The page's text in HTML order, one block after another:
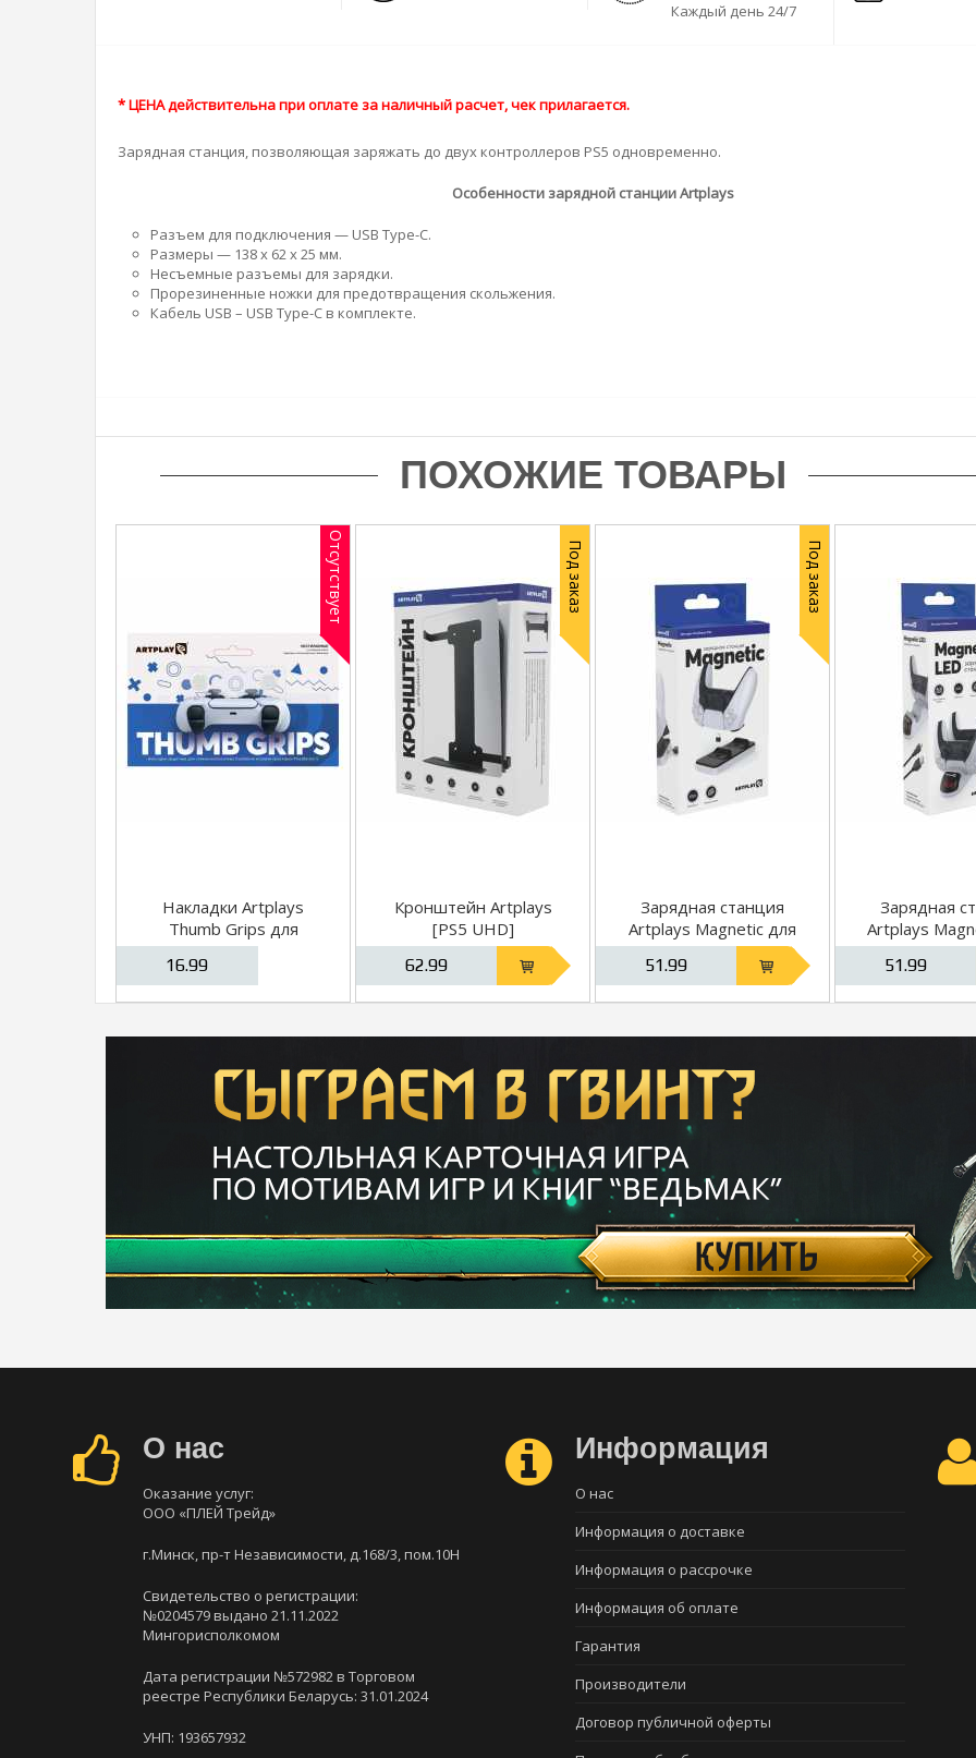
Каждый день 24/7
* ЦЕНА действительна при оплате за наличный расчет, чек прилагается.
Зарядная станция, позволяющая заряжать до двух контроллеров PS5 одновременно.
Особенности зарядной станции Artplays
Разъем для подключения — USB Type-C.
Размеры — 138 x 62 x 25 мм.
Несъемные разъемы для зарядки.
Прорезиненные ножки для предотвращения скольжения.
Кабель USB – USB Type-C в комплекте.
ПОХОЖИЕ ТОВАРЫ
Отсутствует
Накладки Artplays
Thumb Grips для
геймпада DualSense
(белые)
16.99
Под заказ
Кронштейн Artplays
[PS5 UHD]
62.99
Под заказ
Зарядная станция
Artplays Magnetic для
геймпадов DualSense
51.99
Зарядная
Artplays
для
51.99
О нас
Оказание услуг:
ООО «ПЛЕЙ Трейд»
г.Минск, пр-т Независимости, д.168/3, пом.10Н
Свидетельство о регистрации:
№0204579 выдано 21.11.2022
Мингорисполкомом
Дата регистрации №572982 в Торговом
реестре Республики Беларусь: 31.01.2024
УНП: 193657932
Информация
О нас
Информация о доставке
Информация о рассрочке
Информация об оплате
Гарантия
Производители
Договор публичной оферты